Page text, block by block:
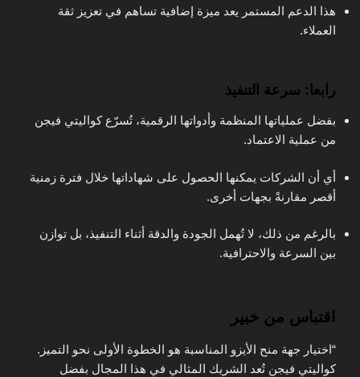
هذا الدعم المستمر يعد ميزة إضافية تساهم في تعزيز ثقة
العملاء.
رابعا: سرعة التنفيذ
بفضل عملياتها المنظمة وأدواتها الرقمية، تُسرّع كواليتي فيجن
من عملية الاعتماد.
أي أن الشركات يمكنها الحصول على شهاداتها خلال فترة زمنية
أقصر مقارنةً بجهات أخرى.
بالرغم من ذلك، لا تُهمل الجودة والدقة أثناء التنفيذ، بل توازن
بين السرعة والاحترافية.
اقتباس من خبير
“اختيار جهة منح الأيزو المناسبة هو الخطوة الأولى نحو التميز.
كواليتي فيجن تُعد الشريك المثالي في هذا المجال بفضل